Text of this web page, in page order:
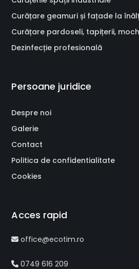
Curățare geamuri și fațade la
Curățare pardoseli, tapițerii,
Dezinfecție profesională
Persoane juridice
Despre noi
Galerie
Contact
Politica de confidentialitate
Cookies
Acces rapid
office@ecotim.ro
0749 616 209